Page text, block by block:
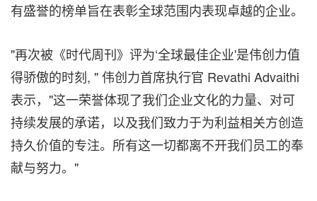
有盛誉的榜单旨在表彰全球范围内表现卓越的企业。
"再次被《时代周刊》评为‘全球最佳企业'是伟创力值
得骄傲的时刻, " 伟创力首席执行官 Revathi Advaithi
表示，"这一荣誉体现了我们企业文化的力量、对可
持续发展的承诺，以及我们致力于为利益相关方创造
持久价值的专注。所有这一切都离不开我们员工的奉
献与努力。"